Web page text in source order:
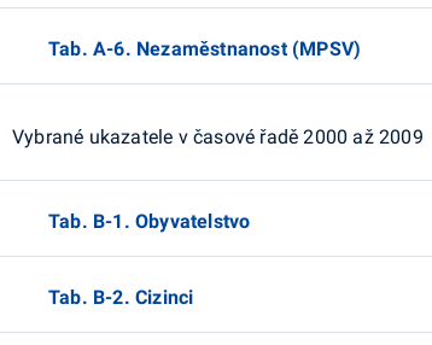
Tab. A-6. Nezaměstnanost (MPSV)
Vybrané ukazatele v časové řadě 2000 až 2009
Tab. B-1. Obyvatelstvo
Tab. B-2. Cizinci